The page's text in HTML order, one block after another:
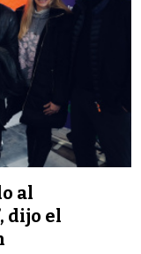
al
dijo el